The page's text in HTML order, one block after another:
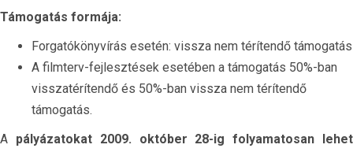
Támogatás formája:
Forgatókönyvírás esetén: vissza nem térítendő támogatás
A filmterv-fejlesztések esetében a támogatás 50%-ban
visszatérítendő és 50%-ban vissza nem térítendő
támogatás.
A pályázatokat 2009. október 28-ig folyamatosan lehet